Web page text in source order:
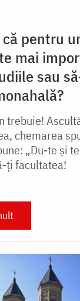
pentru
mai
sau
trebuie!
chemarea
„Du-te și
ți facultatea!